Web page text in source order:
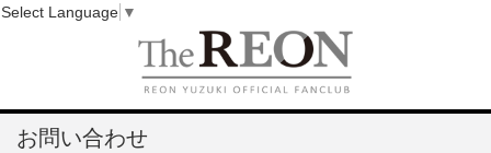
お問い合わせ
Select Language ▼